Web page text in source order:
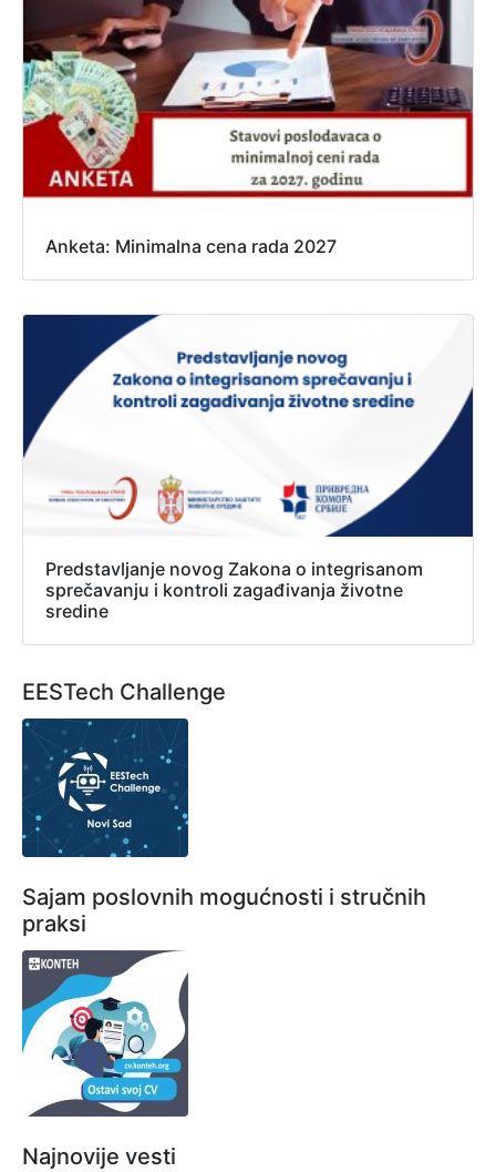
Anketa: Minimalna cena rada 2027
Predstavljanje novog Zakona o integrisanom
sprečavanju i kontroli zagađivanja životne
sredine
EESTech Challenge
Sajam poslovnih mogućnosti i stručnih
praksi
Najnovije vesti